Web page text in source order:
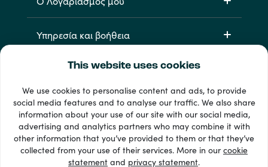
This website uses cookies
We use cookies to personalise content and ads, to provide
social media features and to analyse our traffic. We also share
information about your use of our site with our social media,
advertising and analytics partners who may combine it with
other information that you’ve provided to them or that they’ve
collected from your use of their services. More in ourcookie
statement and privacy statement.
Υπηρεσία και βοήθεια
Προϊόντα